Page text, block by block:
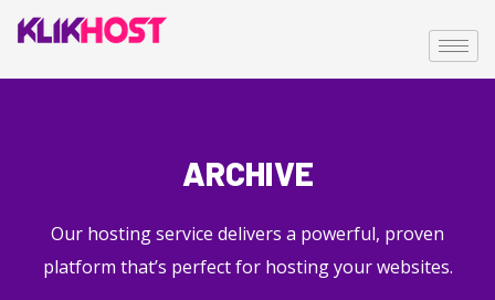
ARCHIVE
Our hosting service delivers a powerful, proven
platform that’s perfect for hosting your websites.